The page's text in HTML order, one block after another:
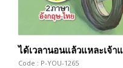
ได้เวลานอนแล้วแหละเจ้
Code : P-YOU-1265